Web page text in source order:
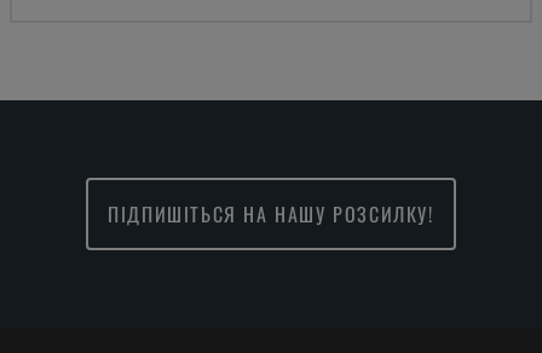
ПІДПИШІТЬСЯ НА НАШУ РОЗСИЛКУ!